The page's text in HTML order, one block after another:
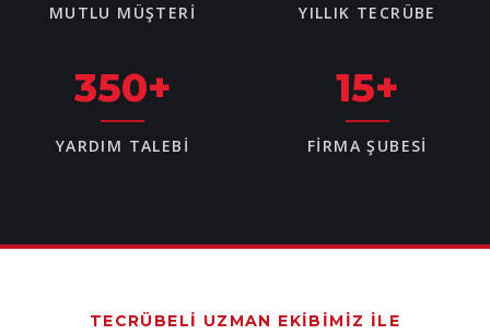
MUTLU MÜŞTERI YILLIK TECRÜBE
350+
YARDIM TALEBI
15+
FIRMA ŞUBESI
TECRÜBELI UZMAN EKIBIMIZ İLE